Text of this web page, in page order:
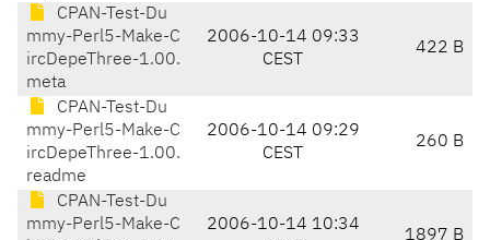
CPAN-Test-Du
mmy-Perl5-Make-C
ircDepeThree-1.00.
meta
2006-10-14 09:33
CEST
422 B
CPAN-Test-Du
mmy-Perl5-Make-C
ircDepeThree-1.00.
readme
2006-10-14 09:29
CEST
260 B
CPAN-Test-Du
mmy-Perl5-Make-C
2006-10-14 10:34
1897 B